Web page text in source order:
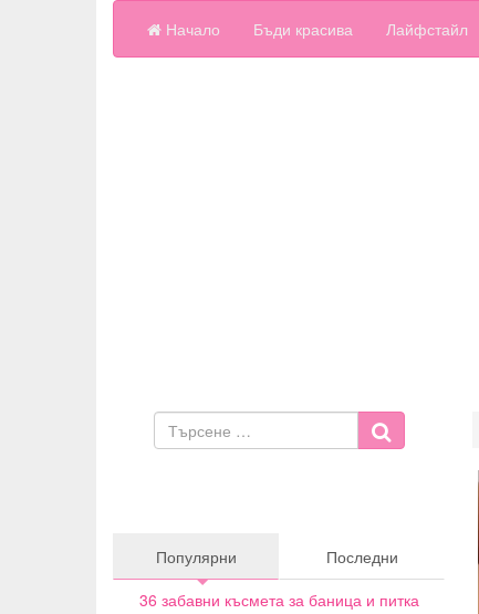
Начало Бъди красива Лайфстайл
Популярни
Последни
36 забавни късмета за баница и питка